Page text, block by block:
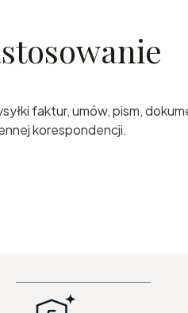
faktur, umów, pism,
korespondencji.